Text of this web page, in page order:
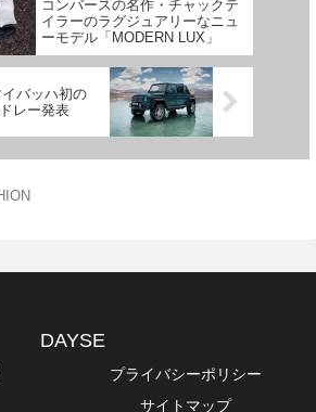
コンバースの名作・チャックテ
イラーのラグジュアリーなニュ
ーモデル「MODERN LUX」
バッハ初の
レー発表
DAYSE
プライバシーポリシー
サイトマップ